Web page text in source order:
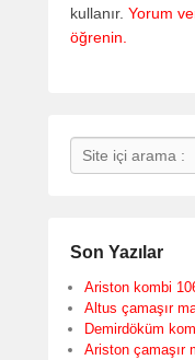
kullanır. Yorum
öğrenin.
Search
Son Yazılar
Ariston kombi
Altus çamaşır
Demirdöküm
Ariston çamaşır